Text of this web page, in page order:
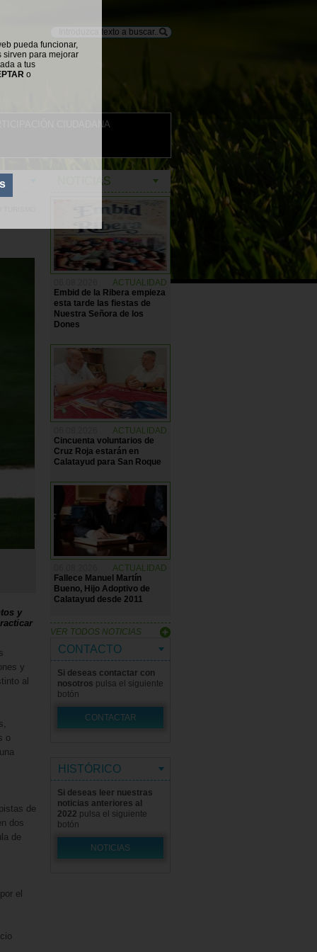
pueda funcionar,
sirven para mejorar
a tus
o
y
y
al
o
de
dos
de
el
NOTICIAS
ACTUALIDAD
Embid de la Ribera empieza
esta tarde las fiestas de
Nuestra Señora de los
Dones
ACTUALIDAD
Cincuenta voluntarios de
Cruz Roja estarán en
Calatayud para San Roque
ACTUALIDAD
Fallece Manuel Martín
Bueno, Hijo Adoptivo de
Calatayud desde 2011
VER TODOS NOTICIAS
CONTACTO
Si deseas contactar con
nosotros pulsa el siguiente
botón
CONTACTAR
HISTÓRICO
Si deseas leer nuestras
noticias anteriores al
2022 pulsa el siguiente
botón
NOTICIAS
CIUDADANA